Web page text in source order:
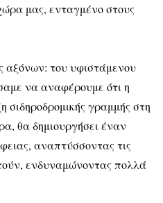
μας, ενταγμένο στους
αξόνων: του υφιστάμενου
να αναφέρουμε ότι η
σιδηροδρομικής γραμμής στη
θα δημιουργήσει έναν
αναπτύσσοντας τις
ενδυναμώνοντας πολλά